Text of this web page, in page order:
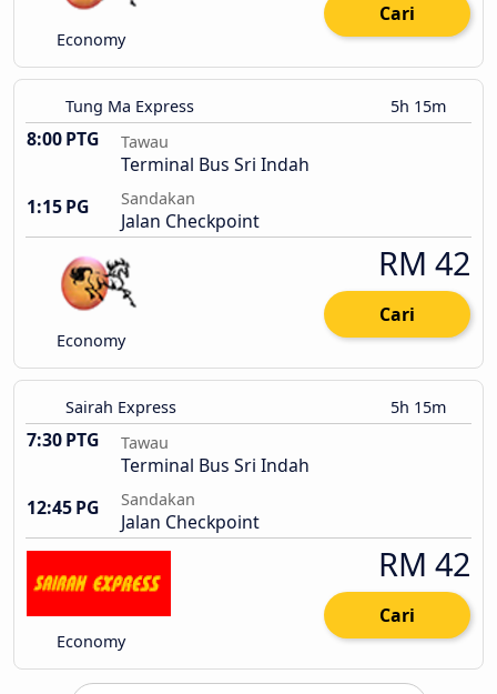
Economy
Cari
Tung Ma Express 5h 15m
8:00 PTG Tawau
Terminal Bus Sri Indah
1:15 PG
Sandakan
Jalan Checkpoint
Economy
RM 42
Cari
Sairah Express 5h 15m
7:30 PTG Tawau
Terminal Bus Sri Indah
12:45 PG
Sandakan
Jalan Checkpoint
Economy
RM 42
Cari